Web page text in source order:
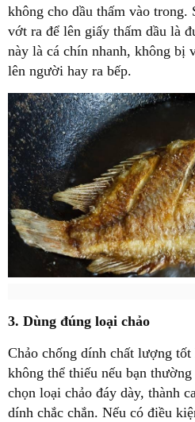
không cho dầu thấm vào trong.
vớt ra để lên giấy thấm dầu là
này là cá chín nhanh, không bị
lên người hay ra bếp.
3. Dùng đúng loại chảo
Chảo chống dính chất lượng
không thể thiếu nếu bạn
chọn loại chảo đáy dày, thành
dính chắc chắn. Nếu có điều